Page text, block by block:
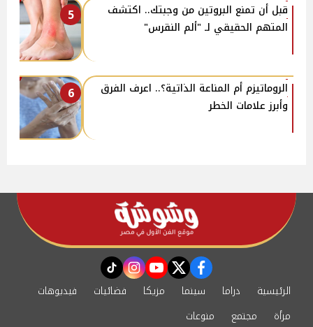
5
قبل أن تمنع البروتين من وجبتك.. اكتشف
المتهم الحقيقي لـ "ألم النقرس"
6
الروماتيزم أم المناعة الذاتية؟.. اعرف الفرق
وأبرز علامات الخطر
facebook
twitter
youtube
instagram
tiktok
الرئيسية دراما سينما مزيكا فضائيات
فيديوهات
مرأة
مجتمع منوعات